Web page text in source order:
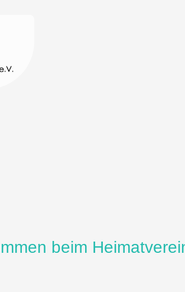
beim